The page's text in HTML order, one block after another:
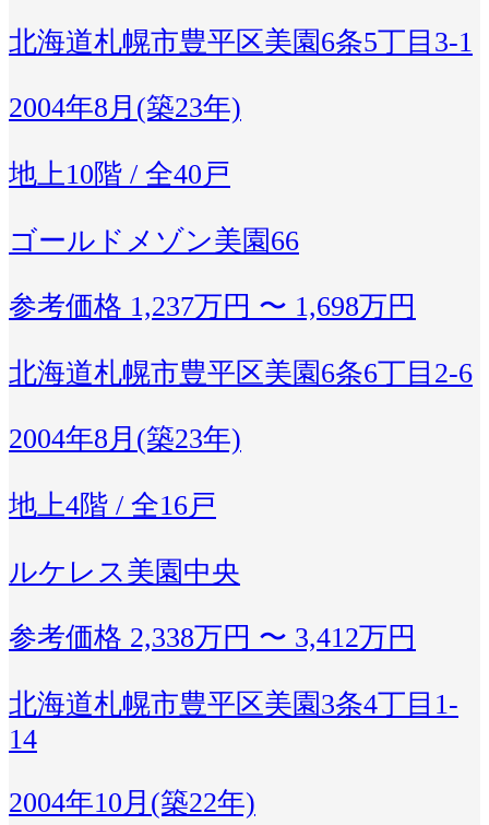
北海道札幌市豊平区美園6条5丁目3-1
2004年8月(築23年)
地上10階 / 全40戸
ゴールドメゾン美園66
参考価格 1,237万円 〜 1,698万円
北海道札幌市豊平区美園6条6丁目2-6
2004年8月(築23年)
地上4階 / 全16戸
ルケレス美園中央
参考価格 2,338万円 〜 3,412万円
北海道札幌市豊平区美園3条4丁目1-
14
2004年10月(築22年)